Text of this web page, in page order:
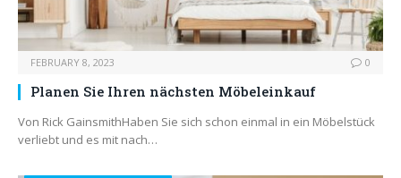
FEBRUARY 8, 2023 0
Planen Sie Ihren nächsten Möbeleinkauf
Von Rick GainsmithHaben Sie sich schon einmal in ein Möbelstück
verliebt und es mit nach…